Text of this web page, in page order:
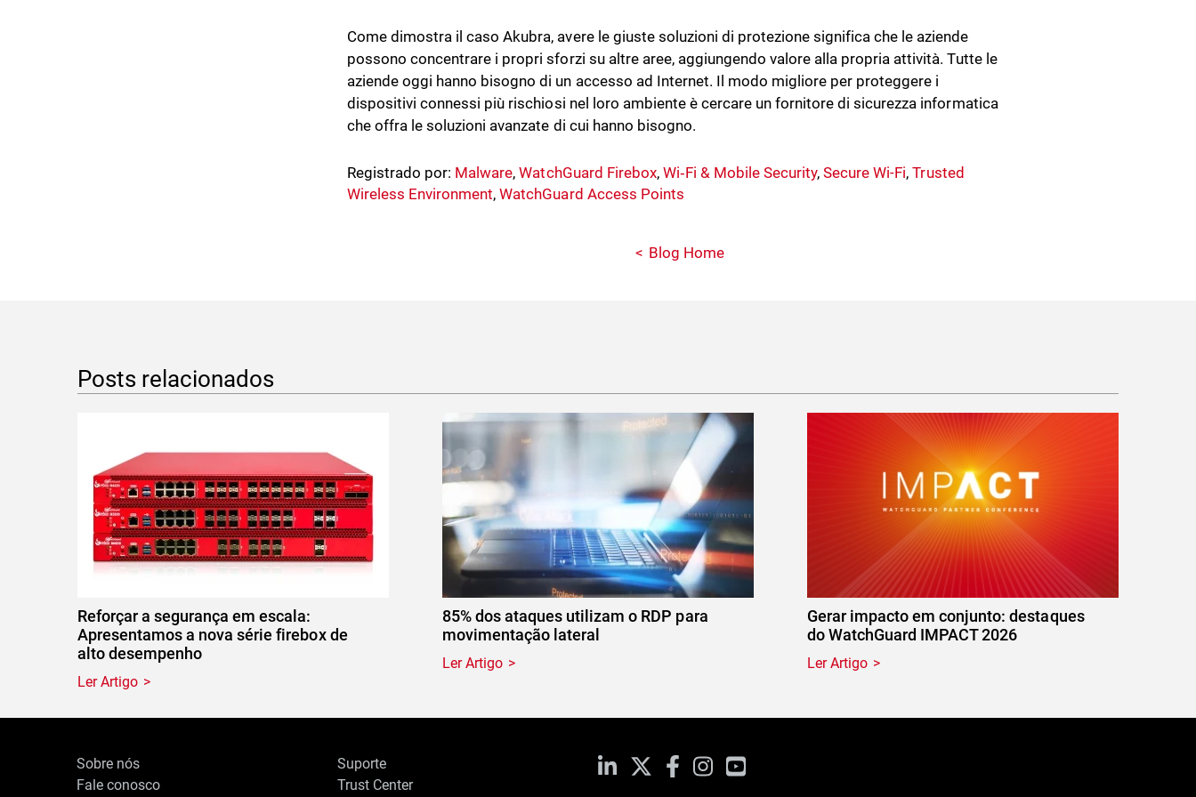
Come dimostra il caso Akubra, avere le giuste soluzioni di protezione significa che le aziende
possono concentrare i propri sforzi su altre aree, aggiungendo valore alla propria attività. Tutte le
aziende oggi hanno bisogno di un accesso ad Internet. Il modo migliore per proteggere i
dispositivi connessi più rischiosi nel loro ambiente è cercare un fornitore di sicurezza informatica
che offra le soluzioni avanzate di cui hanno bisogno.
Registrado por: Malware,WatchGuard Firebox, Wi‑Fi & Mobile Security,Secure Wi-Fi,Trusted
Wireless Environment,WatchGuard Access Points
Blog Home
Posts relacionados
Reforçar a segurança em escala:
Apresentamos a nova série firebox de
alto desempenho
Ler Artigo
85% dos ataques utilizam o RDP para
movimentação lateral
Ler Artigo
Gerar impacto em conjunto: destaques
do WatchGuard IMPACT 2026
Ler Artigo
Sobre nós
Fale conosco
Suporte
Trust Center
LinkedIn Facebook
InstagramYouTube